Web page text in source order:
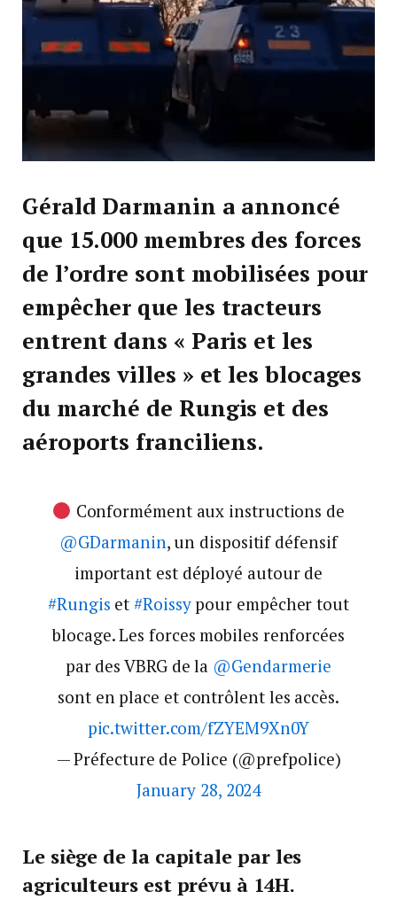
Gérald Darmanin a annoncé
que 15.000 membres des forces
de l’ordre sont mobilisées pour
empêcher que les tracteurs
entrent dans « Paris et les
grandes villes » et les blocages
du marché de Rungis et des
aéroports franciliens.
Conformément aux instructions de
@GDarmanin, un dispositif défensif
important est déployé autour de
#Rungis et#Roissypour empêcher tout
blocage. Les forces mobiles renforcées
par des VBRG de la @Gendarmerie
sont en place et contrôlent les accès.
pic.twitter.com/fZYEM9Xn0Y
— Préfecture de Police (@prefpolice)
January 28, 2024
Le siège de la capitale par les
agriculteurs est prévu à 14H.